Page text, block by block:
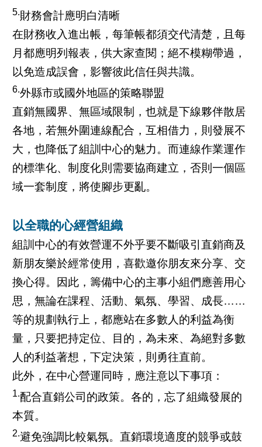
5.財務會計應明白清晰
在財務收入進出帳，每筆帳都須交代清楚，且每
月都應明列報表，供大家查閱；絕不模糊帶過，
以免造成誤會，影響彼此信任與共識。
6.外縣市或國外地區的策略聯盟
直銷無國界、無區域限制，也就是下線夥伴散居
各地，若無外圍連線配合，互相借力，則發展不
大，也降低了組訓中心的魅力。而連線作業運作
的標準化、制度化則需要協商建立，否則一個區
域一套制度，將使腳步更亂。
以全職的心經營組織
組訓中心的有效營運不外乎要不斷吸引直銷商及
新朋友樂於經常使用，喜歡邀你朋友來分享、交
換心得。因此，籌備中心的主事小組們應善用心
思，無論在課程、活動、氣氛、學習、成長……
等的規劃執行上，都應站在多數人的利益為衡
量，只要把持定位、目的，為未來、為絕對多數
人的利益著想，下定決策，則勇往直前。
此外，在中心營運同時，應注意以下事項：
1.配合直銷公司的政策。各的，忘了組織發展的
本質。
2.避免強調比較氣氛。直銷環境適度的競爭或鼓